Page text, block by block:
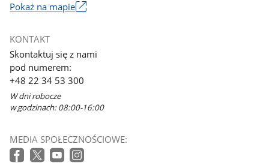
Pokaż na mapie
się
w
nowym
oknie
KONTAKT
Skontaktuj się z nami
pod numerem:
+48 22 34 53 300
W dni robocze
w godzinach: 08:00-16:00
MEDIA SPOŁECZNOŚCIOWE: